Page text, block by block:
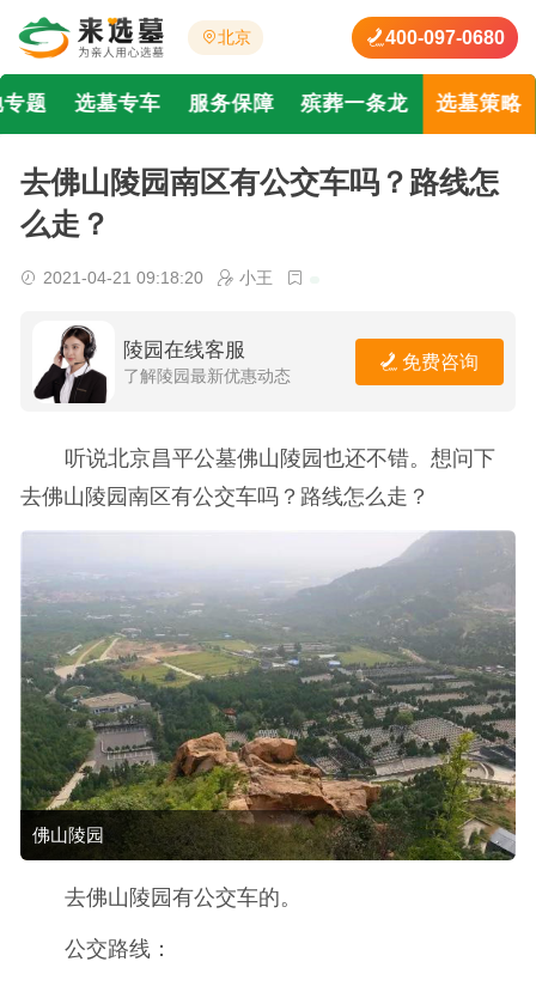
北京 400-097-0680
题 选墓专车 服务保障 殡葬一条龙 选墓策略
去佛山陵园南区有公交车吗？路线怎
么走？
2021-04-21 09:18:20 小王
陵园在线客服
了解陵园最新优惠动态
免费咨询
听说北京昌平公墓佛山陵园也还不错。想问下
去佛山陵园南区有公交车吗？路线怎么走？
佛山陵园
去佛山陵园有公交车的。
公交路线：